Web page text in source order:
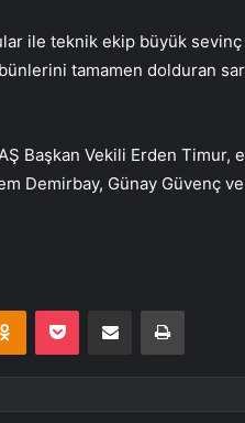
ile teknik ekip büyük sevinç
tamamen dolduran sarı-
Başkan Vekili Erden Timur,
Demirbay, Günay Güvenç
Odnoklassniki
Pocket E-Posta ile paylaş Yazdır